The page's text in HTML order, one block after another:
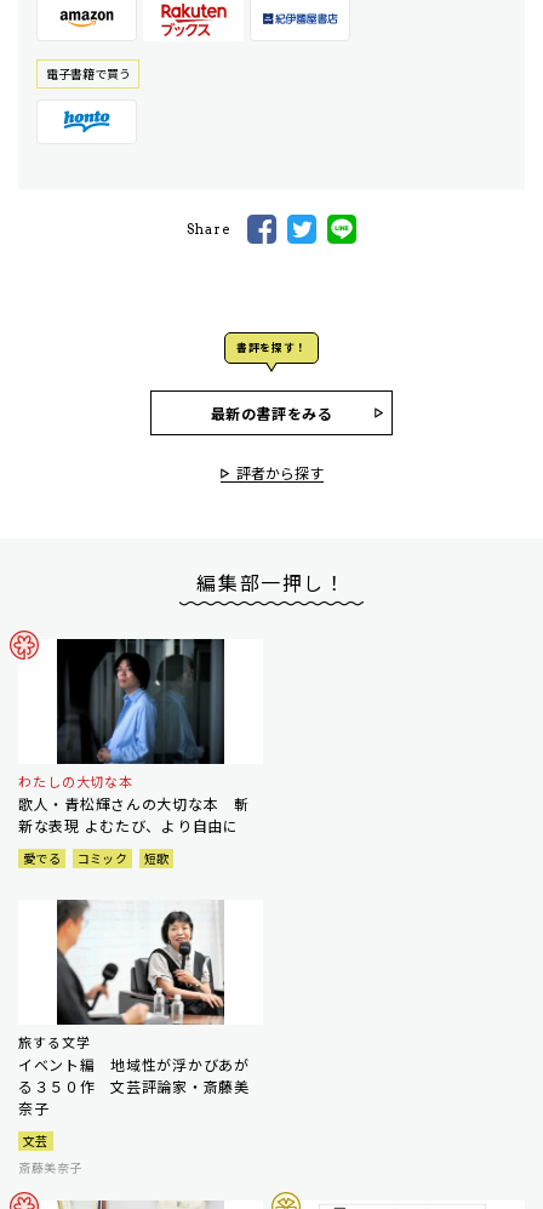
電⼦書籍で買う
Share
書評を探す！
最新の書評をみる
評者から探す
編集部一押し！
わたしの大切な本
歌人・青松輝さんの大切な本 斬
新な表現 よむたび、より自由に
愛でる コミック 短歌
旅する文学
イベント編 地域性が浮かびあが
る３５０作 文芸評論家・斎藤美
奈子
文芸
斎藤美奈子